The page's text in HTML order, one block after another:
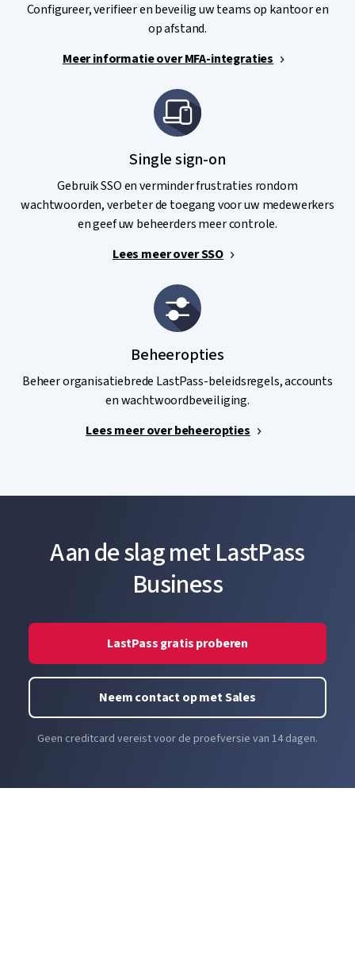
Configureer, verifieer en beveilig uw teams op kantoor en
op afstand.
Meer informatie over MFA-integraties
Single sign-on
Gebruik SSO en verminder frustraties rondom
wachtwoorden, verbeter de toegang voor uw medewerkers
en geef uw beheerders meer controle.
Lees meer over SSO
Beheeropties
Beheer organisatiebrede LastPass-beleidsregels, accounts
en wachtwoordbeveiliging.
Lees meer over beheeropties
Aan de slag met LastPass
Business
LastPass gratis proberen
Neem contact op met Sales
Geen creditcard vereist voor de proefversie van 14 dagen.